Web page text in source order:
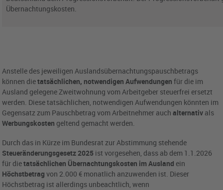
Übernachtungskosten.
Anstelle des jeweiligen Auslandsübernachtungspauschbetrags
können dietatsächlichen, notwendigen Aufwendungen für die im
Ausland gelegene Zweitwohnung vom Arbeitgeber steuerfrei ersetzt
werden. Diese tatsächlichen, notwendigen Aufwendungen könnten im
Gegensatz zum Pauschbetrag vom Arbeitnehmer auchalternativ als
Werbungskosten geltend gemacht werden.
Durch das in Kürze im Bundesrat zur Abstimmung stehende
Steueränderungsgesetz 2025 ist vorgesehen, dass ab dem 1.1.2026
für dietatsächlichen Übernachtungskosten im Ausland ein
Höchstbetrag von 2.000 € monatlich anzuwenden ist. Dieser
Höchstbetrag ist allerdings unbeachtlich, wenn